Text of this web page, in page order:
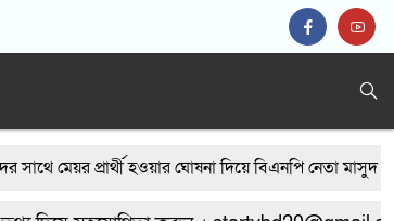
মেয়র প্রার্থী হওয়ার ঘোষনা দিয়ে বিএনপি নেতা মাসুদ
র‍্যাবের ৩ সদস্য আহত, দেশীয় অস্ত্রসহ গ্রেফতার ৫